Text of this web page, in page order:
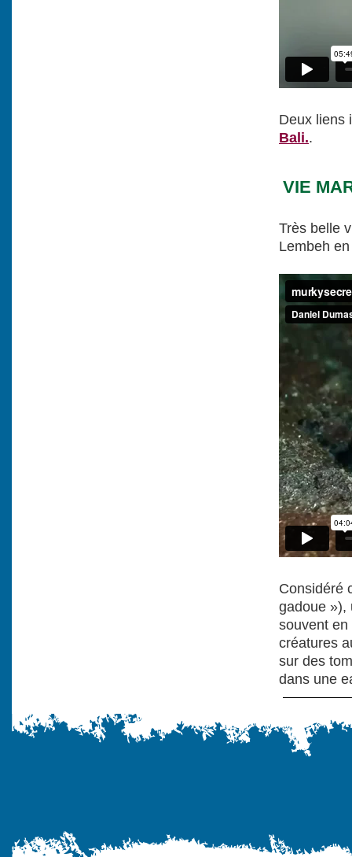
Deux liens
Bali..
VIE
Très belle
Lembeh
Considéré
gadoue »),
souvent
créatures
sur des
dans une